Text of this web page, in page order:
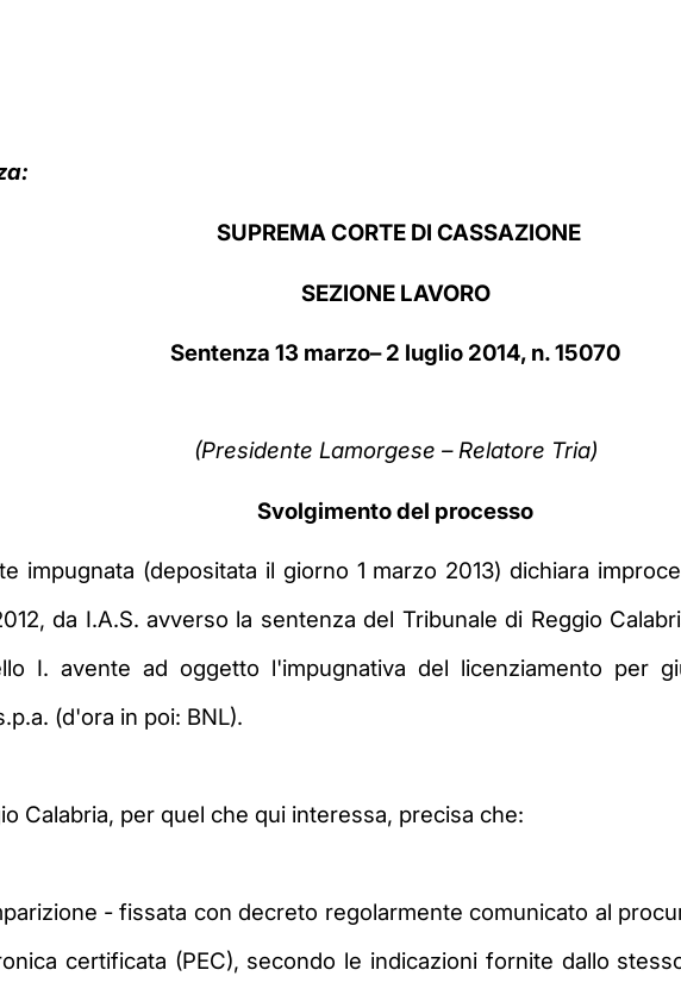
SUPREMA CORTE DI CASSAZIONE
SEZIONE LAVORO
Sentenza 13 marzo– 2 luglio 2014, n. 15070
(Presidente Lamorgese – Relatore Tria)
Svolgimento del processo
impugnata (depositata il giorno 1 marzo 2013) dichiara
da I.A.S. avverso la sentenza del Tribunale di Reggio
I. avente ad oggetto l'impugnativa del licenziamento per
(d'ora in poi: BNL).
Calabria, per quel che qui interessa, precisa che:
- fissata con decreto regolarmente comunicato al
certificata (PEC), secondo le indicazioni fornite dallo